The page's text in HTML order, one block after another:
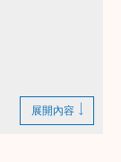
們加油吧！
展開內容